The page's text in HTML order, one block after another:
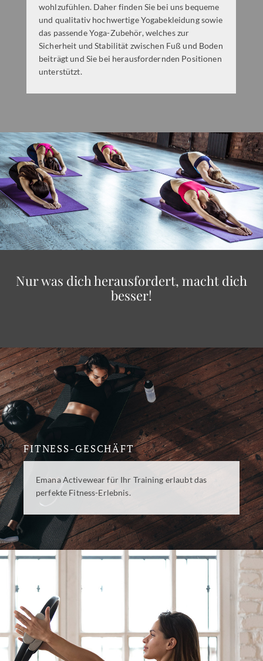
wohlzufühlen. Daher finden Sie bei uns bequeme
und qualitativ hochwertige Yogabekleidung sowie
das passende Yoga-Zubehör, welches zur
Sicherheit und Stabilität zwischen Fuß und Boden
beiträgt und Sie bei herausfordernden Positionen
unterstützt.
Nur was dich herausfordert, macht dich
besser!
FITNESS-GESCHÄFT
Emana Activewear für Ihr Training erlaubt das
perfekte Fitness-Erlebnis.